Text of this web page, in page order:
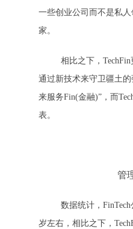
一些创业公司而不是私
家。
相比之下，
通过新技术来守卫疆土
来服务Fin(金融)”，而
表。
管
数据统计，
岁左右，相比之下，